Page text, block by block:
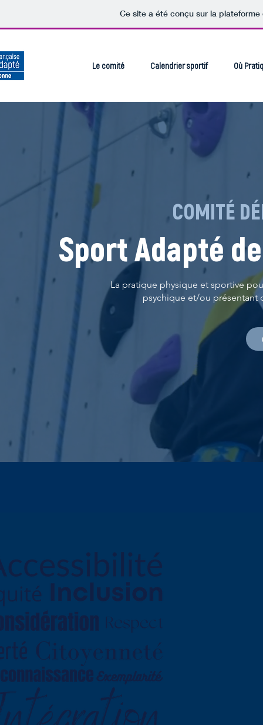
Ce site a été conçu sur la
Le comité Calendrier sportif Où
COMITÉ
Sport Adapté
La pratique physique et sportive
psychique et/ou présentant